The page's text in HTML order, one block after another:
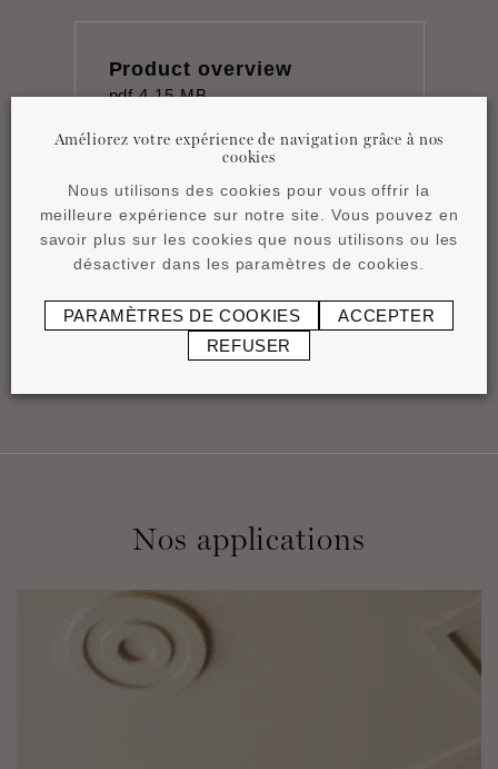
Product overview
pdf 4,15 MB
Notice de pose
Nos applications
Améliorez votre expérience de navigation grâce à nos
cookies
Nous utilisons des cookies pour vous offrir la
meilleure expérience sur notre site. Vous pouvez en
savoir plus sur les cookies que nous utilisons ou les
désactiver dans les paramètres de cookies.
PARAMÈTRES DE COOKIES
ACCEPTER
REFUSER